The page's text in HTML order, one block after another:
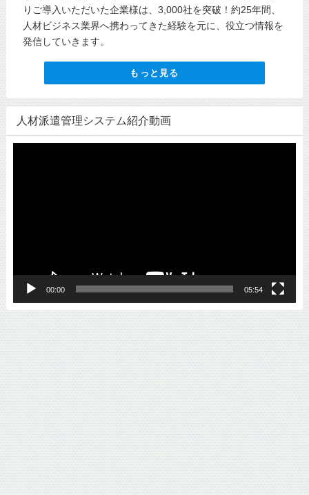
りご導入いただいた企業様は、3,000社を突破！約25年間、
人材ビジネス業界へ携わってきた経験を元に、役立つ情報を
発信していきます。
もっと見る
人材派遣管理システム紹介動画
00:00 05:54